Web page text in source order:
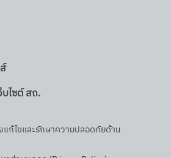
บไซต์ สถ.
แก้ไขและรักษาความปลอดภัยด้าน